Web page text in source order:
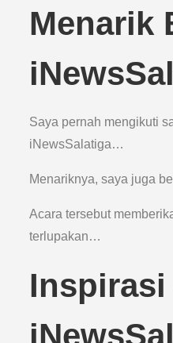
Menarik
Saya pernah mengikuti
iNewsSalatiga…
Menariknya, saya juga
Acara tersebut
terlupakan…
Inspirasi